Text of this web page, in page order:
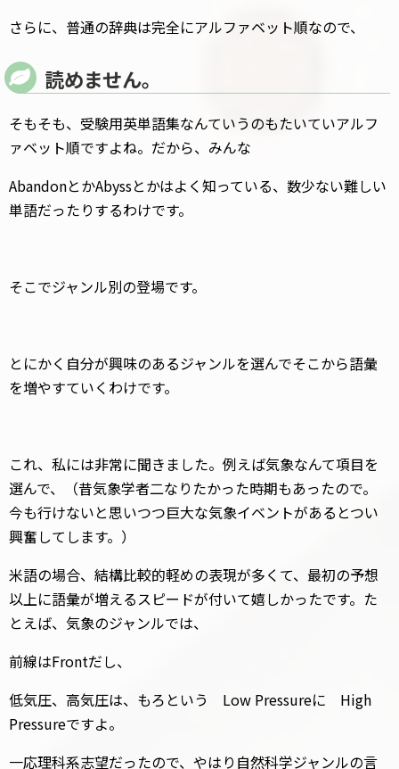
さらに、普通の辞典は完全にアルファベット順なので、
読めません。
そもそも、受験用英単語集なんていうのもたいていアルフ
ァベット順ですよね。だから、みんな
AbandonとかAbyssとかはよく知っている、数少ない難しい
単語だったりするわけです。
そこでジャンル別の登場です。
とにかく自分が興味のあるジャンルを選んでそこから語彙
を増やすていくわけです。
これ、私には非常に聞きました。例えば気象なんて項目を
選んで、（昔気象学者二なりたかった時期もあったので。
今も行けないと思いつつ巨大な気象イベントがあるとつい
興奮してします。）
米語の場合、結構比較的軽めの表現が多くて、最初の予想
以上に語彙が増えるスピードが付いて嬉しかったです。た
とえば、気象のジャンルでは、
前線はFrontだし、
低気圧、高気圧は、もろという Low Pressureに High
Pressureですよ。
一応理科系志望だったので、やはり自然科学ジャンルの言